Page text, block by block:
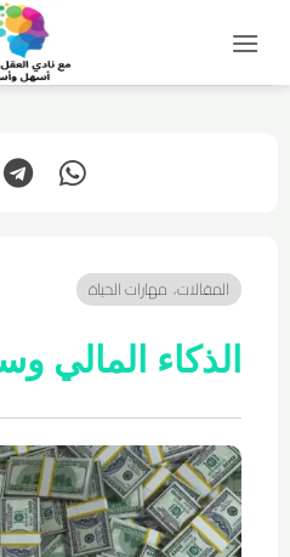
المقالات، مهارات الحياة
الذكاء المالي